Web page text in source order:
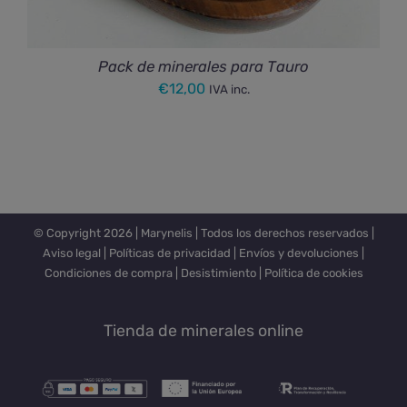
Pack de minerales para Tauro
€12,00 IVA inc.
© Copyright 2026 | Marynelis | Todos los derechos reservados |
Aviso legal
Políticas de privacidad Envíos y devoluciones
Condiciones de compra| Desistimiento| Política de cookies
Tienda de minerales online